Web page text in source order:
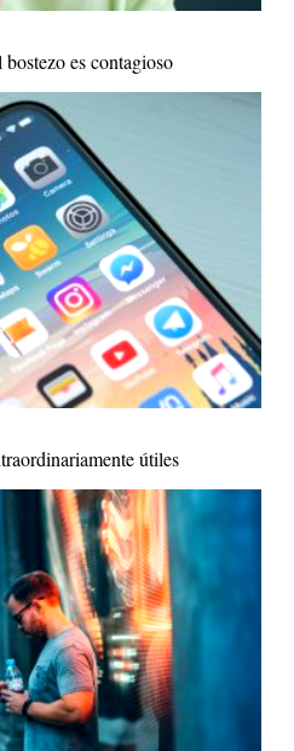
es contagioso
útiles